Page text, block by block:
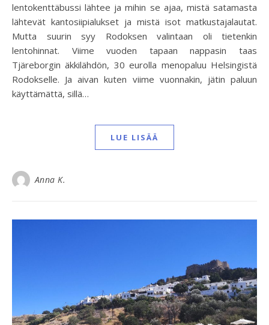
lentokenttäbussi lähtee ja mihin se ajaa, mistä satamasta
lähtevät kantosiipialukset ja mistä isot matkustajalautat.
Mutta suurin syy Rodoksen valintaan oli tietenkin
lentohinnat. Viime vuoden tapaan nappasin taas
Tjäreborgin äkkilähdön, 30 eurolla menopaluu Helsingistä
Rodokselle. Ja aivan kuten viime vuonnakin, jätin paluun
käyttämättä, sillä…
LUE LISÄÄ
Anna K.